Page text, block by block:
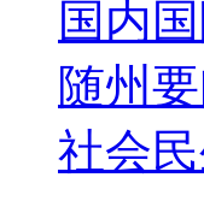
国内
随州
社会